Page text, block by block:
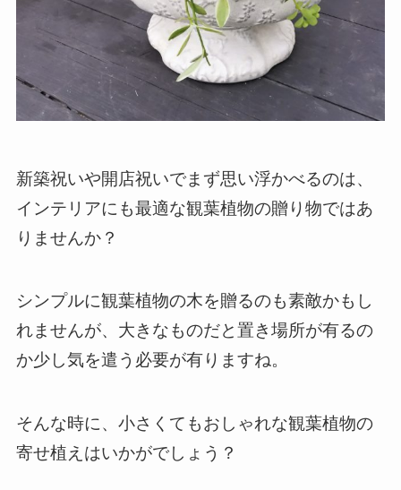
新築祝いや開店祝いでまず思い浮かべるのは、
インテリアにも最適な観葉植物の贈り物ではあ
りませんか？
シンプルに観葉植物の木を贈るのも素敵かもし
れませんが、大きなものだと置き場所が有るの
か少し気を遣う必要が有りますね。
そんな時に、小さくてもおしゃれな観葉植物の
寄せ植えはいかがでしょう？